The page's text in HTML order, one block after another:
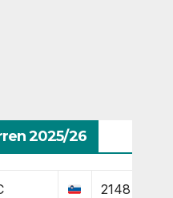
2025/26
2148